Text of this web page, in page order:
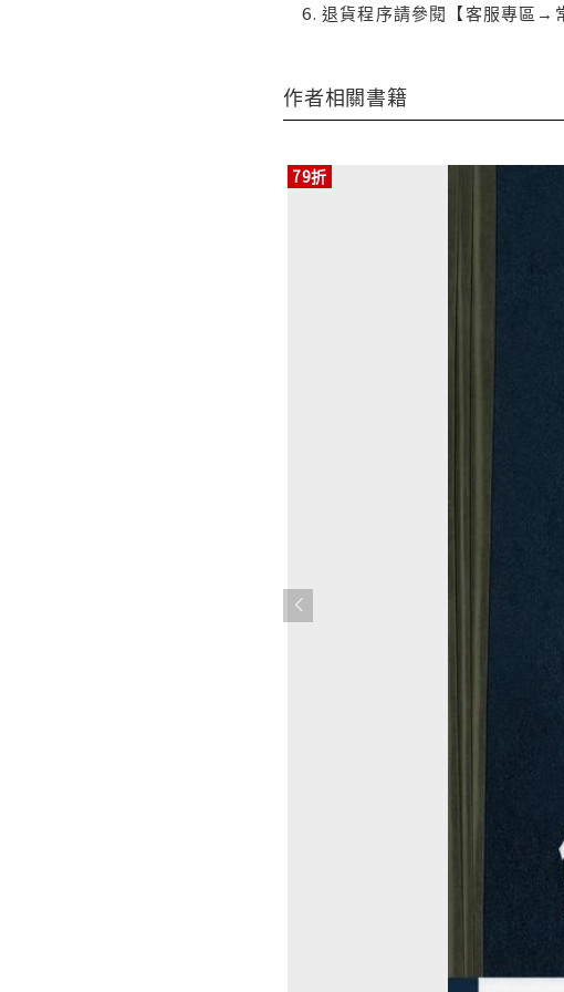
退貨程序請參閱【客服專區→
作者相關書籍
79折